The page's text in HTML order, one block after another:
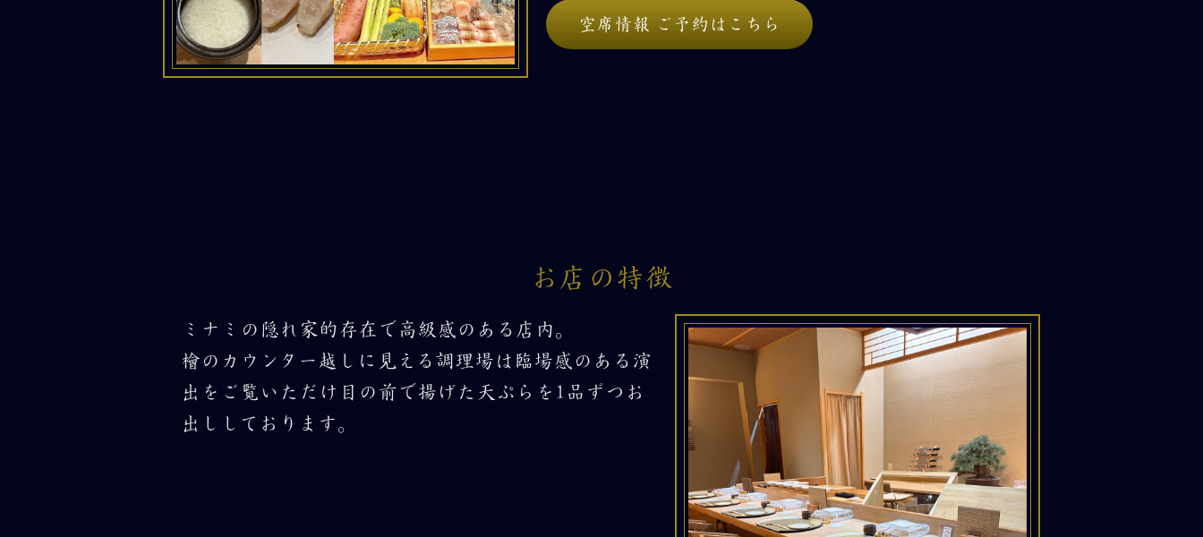
空席情報 ご予約はこちら
お店の特徴
ミナミの隠れ家的存在で高級感のある店内。
檜のカウンター越しに見える調理場は臨場感のある演
出をご覧いただけ目の前で揚げた天ぷらを1品ずつお
出ししております。